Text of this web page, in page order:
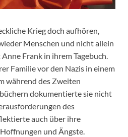
Krieg doch aufhören,
Menschen und nicht allein
Frank in ihrem Tagebuch.
Familie vor den Nazis in einem
während des Zweiten
dokumentierte sie nicht
des
auch über ihre
und Ängste.